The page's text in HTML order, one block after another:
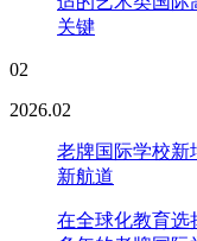
关键
02
2026.02
老牌国际学校新
新航道
在全球化教育选